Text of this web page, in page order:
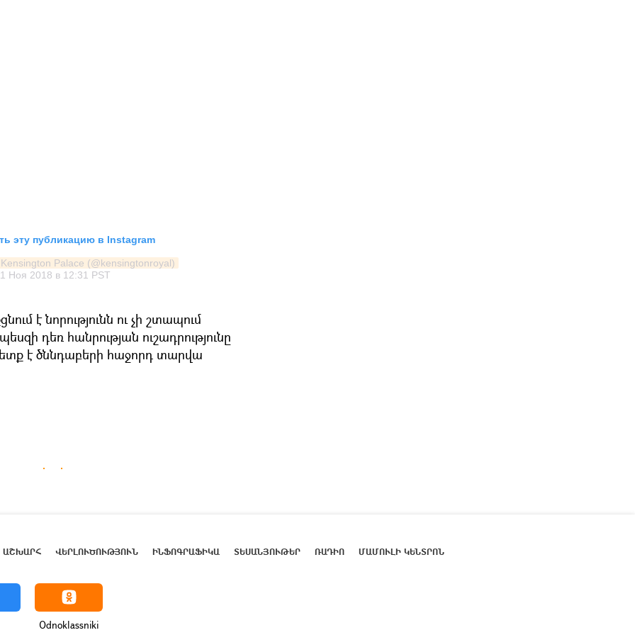
эту публикацию в Instagram
Palace (@kensingtonroyal)
Ноя 2018 в 12:31 PST
է նորությունն ու չի շտապում
դեռ հանրության ուշադրությունը
է ծննդաբերի հաջորդ տարվա
ԱՇԽԱՐՀ ՎԵՐԼՈՒԾՈՒԹՅՈՒՆ ԻՆՖՈԳՐԱՖԻԿԱ ՏԵՍԱՆՅՈՒԹԵՐ ՌԱԴԻՈ ՄԱՄՈՒԼԻ ԿԵՆՏՐՈՆ
Odnoklassniki